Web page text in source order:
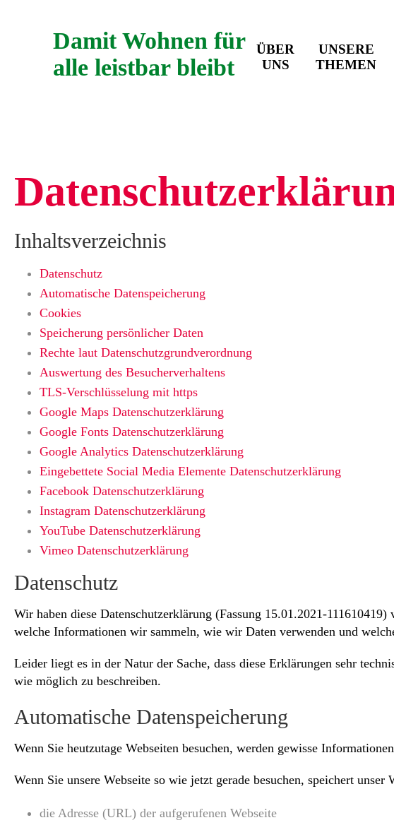
Damit Wohnen für
alle leistbar bleibt
ÜBER
UNS
UNSERE
THEMEN
Inhaltsverzeichnis
Datenschutz
Automatische Datenspeicherung
Cookies
Speicherung persönlicher Daten
Rechte laut Datenschutzgrundverordnung
Auswertung des Besucherverhaltens
TLS-Verschlüsselung mit https
Google Maps Datenschutzerklärung
Google Fonts Datenschutzerklärung
Google Analytics Datenschutzerklärung
Eingebettete Social Media Elemente Datenschutzerklärung
Facebook Datenschutzerklärung
Instagram Datenschutzerklärung
YouTube Datenschutzerklärung
Vimeo Datenschutzerklärung
Datenschutz
Wir haben diese Datenschutzerklärung (Fassung 15.01.2021-
welche Informationen wir sammeln, wie wir Daten verwenden und
Leider liegt es in der Natur der Sache, dass diese Erklärungen sehr
wie möglich zu beschreiben.
Automatische Datenspeicherung
Wenn Sie heutzutage Webseiten besuchen, werden gewisse
Wenn Sie unsere Webseite so wie jetzt gerade besuchen, speichert
die Adresse (URL) der aufgerufenen Webseite